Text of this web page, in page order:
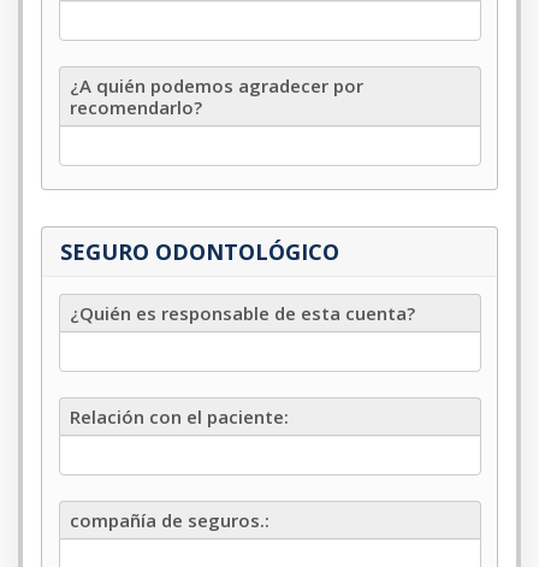
¿A
quién
podemos
por
recomendarlo?
¿A quién podemos agradecer por
recomendarlo?
SEGURO ODONTOLÓGICO
¿Quién
es
de
cuenta?
¿Quién es responsable de esta cuenta?
Relación
con
paciente
Relación con el paciente:
compañía
decompañía de seguros.: